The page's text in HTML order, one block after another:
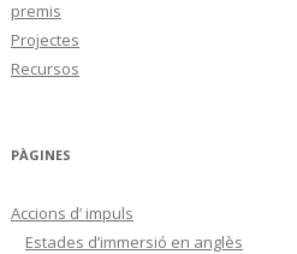
premis
Projectes
Recursos
PÀGINES
Accions d’ impuls
Estades d’immersió en anglès